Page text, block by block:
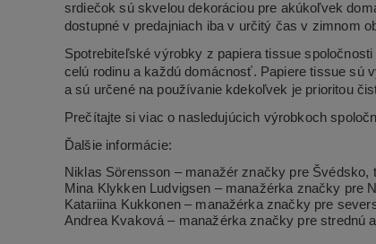
srdiečok sú skvelou dekoráciou pre akúkoľvek
dostupné v predajniach iba v určitý čas v zimnom
Spotrebiteľské výrobky z papiera tissue
celú rodinu a každú domácnosť. Papiere tissue sú
a sú určené na používanie kdekoľvek je prioritou
Prečítajte si viac o nasledujúcich výrobkoch
Ďalšie informácie:
Niklas Sörensson – manažér značky pre Švédsko,
Mina Klykken Ludvigsen – manažérka značky pre
Katariina Kukkonen – manažérka značky pre
Andrea Kvaková – manažérka značky pre strednú